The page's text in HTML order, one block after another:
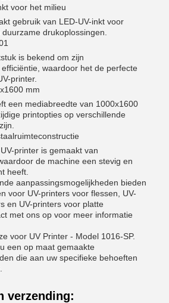
voor het milieu
gebruik van LED-UV-inkt voor
drukoplossingen.
is bekend om zijn
waardoor het de perfecte
printer.
mm
een mediabreedte van 1000x1600
printopties op verschillende
printer is gemaakt van
de machine een stevig en
heeft.
aanpassingsmogelijkheden bieden
voor UV-printers voor flessen, UV-
en UV-printers voor platte
met ons op voor meer informatie
voor UV Printer - Model 1016-SP.
een op maat gemaakte
die aan uw specifieke behoeften
verzending: